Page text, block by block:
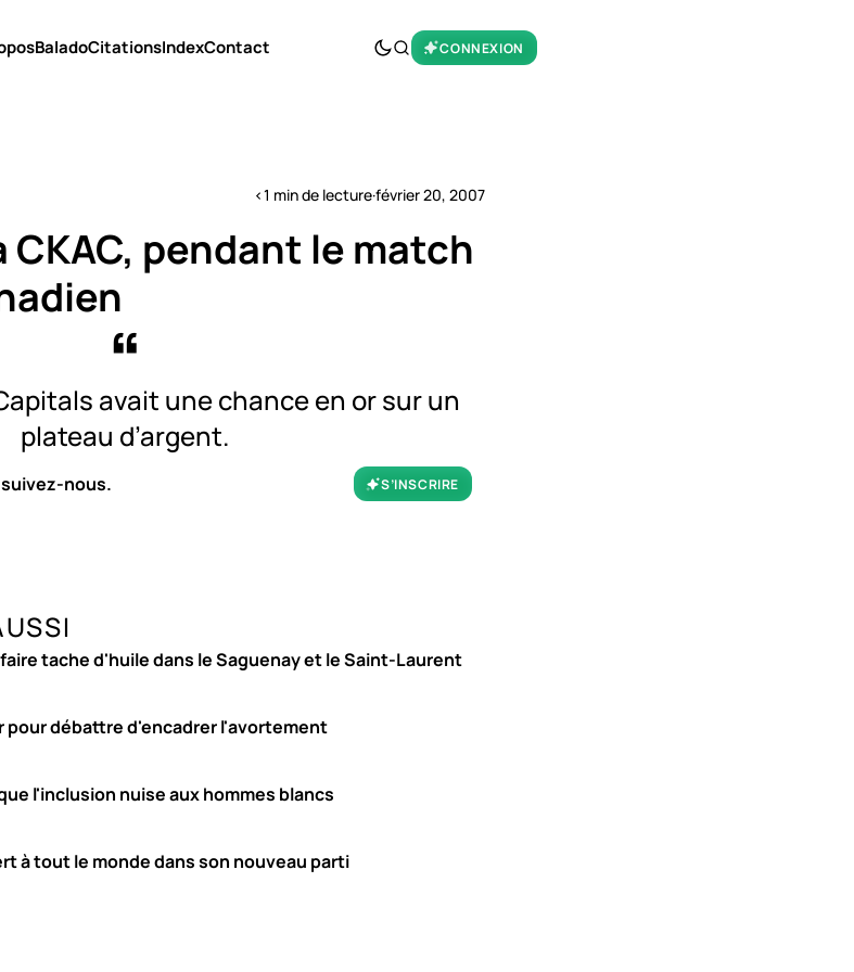
BaladoCitationsIndexContact CONNEXION
<1 min de lecture·février 20, 2007
CKAC, pendant le match
avait une chance en or sur un
plateau d’argent.
nous. S’INSCRIRE
tache d'huile dans le Saguenay et le Saint-Laurent
pour débattre d'encadrer l'avortement
l'inclusion nuise aux hommes blancs
à tout le monde dans son nouveau parti